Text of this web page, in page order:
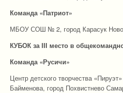
Команда «Патриот»
МБОУ СОШ № 2, город Карасук
КУБОК за III место в
Команда «Русичи»
Центр детского творчества
Байменова, город Похвистнево